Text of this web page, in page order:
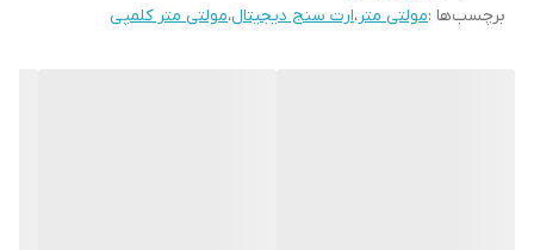
برچسب‌ها :مولتی متر،ارت سنج دیجیتال،مولتی متر کلمپی